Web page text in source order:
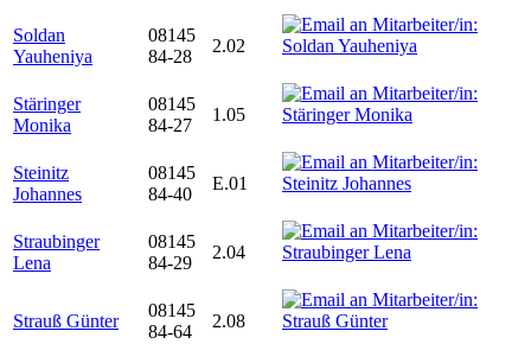
Soldan
Yauheniya
08145
84-28
2.02
Stäringer
Monika
08145
84-27
1.05
Steinitz
Johannes
08145
84-40
E.01
Straubinger
Lena
08145
84-29
2.04
Strauß Günter
08145
84-64
2.08